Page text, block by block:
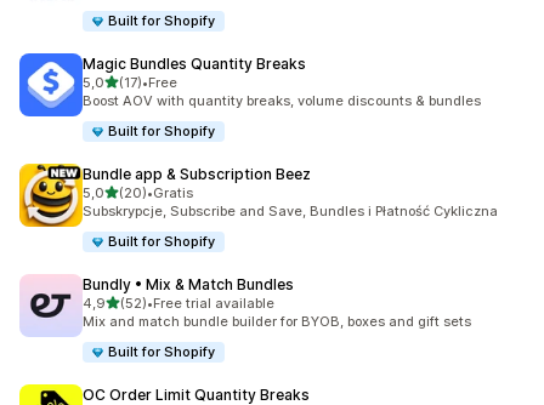
Built for Shopify
Magic Bundles Quantity Breaks
5,0na 5 gwiazdek
(17)
Łączna liczba recenzji: 17
•Free
Boost AOV with quantity breaks, volume discounts & bundles
Built for Shopify
Bundle app & Subscription Beez
5,0na 5 gwiazdek
(20)
Łączna liczba recenzji: 20
•Gratis
Subskrypcje, Subscribe and Save, Bundles i Płatność Cykliczna
Built for Shopify
Bundly • Mix & Match Bundles
4,9na 5 gwiazdek
(52)
Łączna liczba recenzji: 52
•Free trial available
Mix and match bundle builder for BYOB, boxes and gift sets
Built for Shopify
OC Order Limit Quantity Breaks